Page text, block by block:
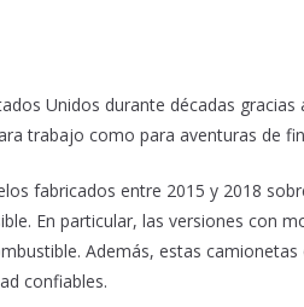
Unidos durante décadas gracias
trabajo como para aventuras de
fabricados entre 2015 y 2018
En particular, las versiones con
Además, estas
confiables.